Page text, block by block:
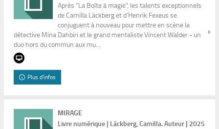
Après “La Boîte à magie”, les talents exceptionnels
de Camilla Läckberg et d’Henrik Fexeus se
conjuguent à nouveau pour mettre en scène la
détective Mina Dahbiri et le grand mentaliste Vincent Walder - un
duo hors du commun aux mu...
Plus d'infos
MIRAGE
Livre numérique | Läckberg, Camilla. Auteur | 2025